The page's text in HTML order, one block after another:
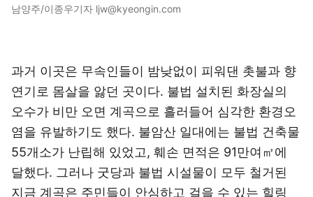
남양주/이종우기자 ljw@kyeongin.com
과거 이곳은 무속인들이 밤낮없이 피워댄 촛불과 향
연기로 몸살을 앓던 곳이다. 불법 설치된 화장실의
오수가 비만 오면 계곡으로 흘러들어 심각한 환경오
염을 유발하기도 했다. 불암산 일대에는 불법 건축물
55개소가 난립해 있었고, 훼손 면적은 91만여㎡에
달했다. 그러나 굿당과 불법 시설물이 모두 철거된
지금 계곡은 주민들이 안심하고 걸을 수 있는 힐링